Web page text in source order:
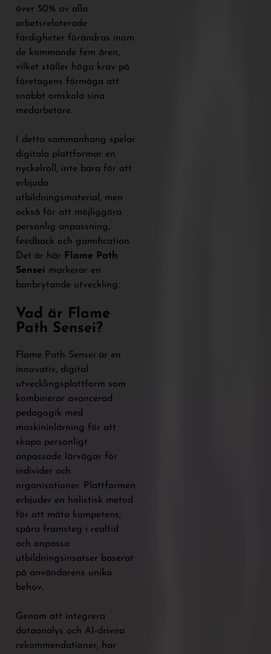
över 50% av alla
arbetsrelaterade
färdigheter förändras inom
de kommande fem åren,
vilket ställer höga krav på
företagens förmåga att
snabbt omskola sina
medarbetare.
I detta sammanhang spelar
digitala plattformar en
nyckelroll, inte bara för att
erbjuda
utbildningsmaterial, men
också för att möjliggöra
personlig anpassning,
feedback och gamification.
Det är här
Flame Path
Sensei markerar en
banbrytande utveckling.
Vad är Flame
Path Sensei?
Flame Path Sensei är en
innovativ, digital
utvecklingsplattform som
kombinerar avancerad
pedagogik med
maskininlärning för att
skapa personligt
anpassade lärvägar för
individer och
organisationer. Plattformen
erbjuder en holistisk metod
för att mäta kompetens,
spåra framsteg i realtid
och anpassa
utbildningsinsatser baserat
på användarens unika
behov.
Genom att integrera
dataanalys och AI-drivna
rekommendationer, har